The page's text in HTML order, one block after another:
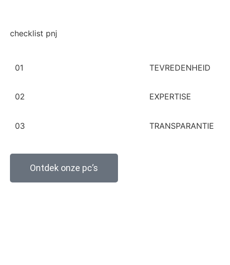
checklist pnj
01 TEVREDENHEID
02 EXPERTISE
03 TRANSPARANTIE
Ontdek onze pc’s